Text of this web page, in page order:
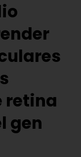
retina
gen